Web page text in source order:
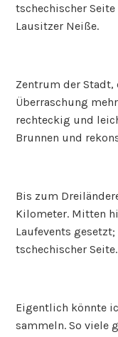
tschechischer
Lausitzer Neiße.
Zentrum der
Überraschung
rechteckig und
Brunnen und
Bis zum
Kilometer. Mitten
Laufevents
tschechischer Seite.
Eigentlich könnte
sammeln. So viele